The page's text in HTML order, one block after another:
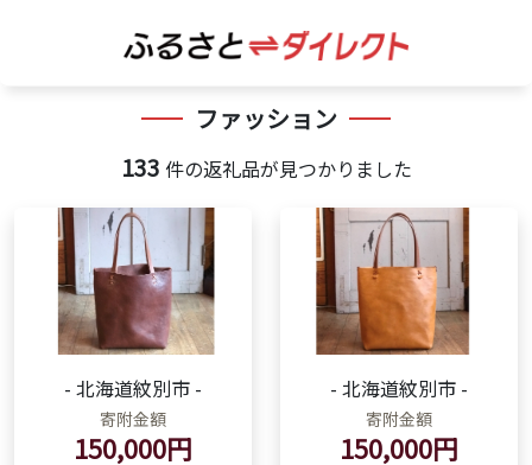
ファッション
133 件の返礼品が見つかりました
- 北海道紋別市 -
寄附金額
150,000円
- 北海道紋別市 -
寄附金額
150,000円